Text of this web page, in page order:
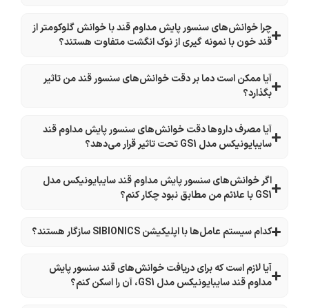
چرا خوانش‌های سنسور پایش مداوم قند با خوانش گلوکومتر از
قند خون با نمونه گیری از نوک انگشت متفاوت هستند؟
آیا ممکن است دما بر دقت خوانش‌های سنسور قند من تاثیر
بگذارد؟
آیا مصرف داروها دقت خوانش‌های سنسور پایش مداوم قند
سایبایونیکس مدل GS1 تحت تاثیر قرار می‌دهد؟
اگر خوانش‌های سنسور پایش مداوم قند سایبایونیکس مدل
GS1 با علائم من مطابق نبود چکار کنم؟
کدام سیستم عامل‌ها با اپلیکیشن SIBIONICS سازگار هستند؟
آیا لازم است که برای دریافت خوانش‌های قند سنسور پایش
مداوم قند سایبایونیکس مدل GS1، آن را اسکن کنم؟